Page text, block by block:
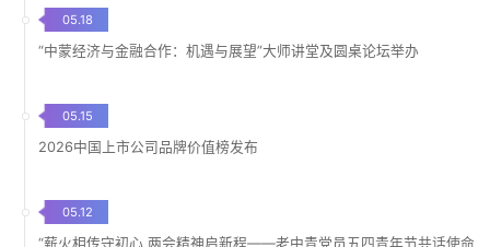
05.18
“中蒙经济与金融合作：机遇与展望”大师讲堂及圆桌论坛举办
05.15
2026中国上市公司品牌价值榜发布
05.12
“薪火相传守初心 两会精神启新程——老中青党员五四青年节共话使命